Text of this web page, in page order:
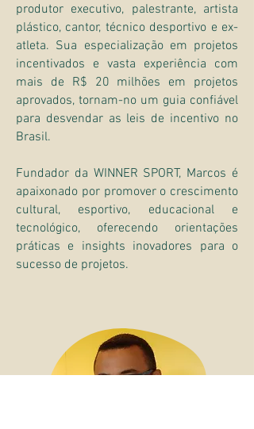
produtor executivo, palestrante, artista
plástico, cantor, técnico desportivo e ex-
atleta. Sua especialização em projetos
incentivados e vasta experiência com
mais de R$ 20 milhões em projetos
aprovados, tornam-no um guia confiável
para desvendar as leis de incentivo no
Brasil.
Fundador da WINNER SPORT, Marcos é
apaixonado por promover o crescimento
cultural, esportivo, educacional e
tecnológico, oferecendo orientações
práticas e insights inovadores para o
sucesso de projetos.